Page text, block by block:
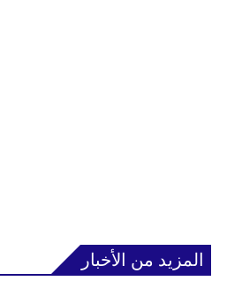
المزيد من الأخبار